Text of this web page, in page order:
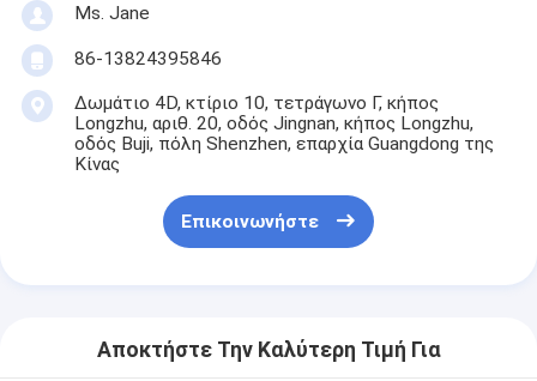
Ms. Jane
86-13824395846
Δωμάτιο 4D, κτίριο 10, τετράγωνο Γ, κήπος
Longzhu, αριθ. 20, οδός Jingnan, κήπος Longzhu,
οδός Buji, πόλη Shenzhen, επαρχία Guangdong της
Κίνας
Επικοινωνήστε
Αποκτήστε Την Καλύτερη Τιμή Για